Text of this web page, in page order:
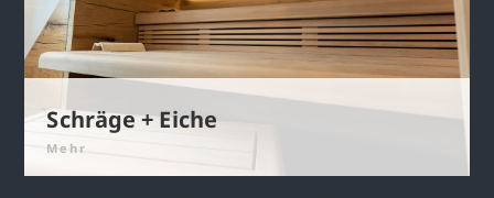
Schräge + Eiche
Mehr